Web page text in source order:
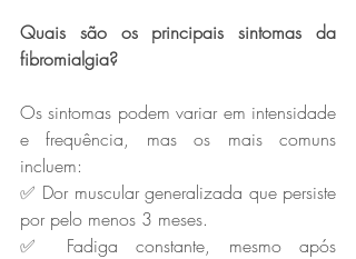
Quais são os principais sintomas da
fibromialgia?
Os sintomas podem variar em intensidade
e frequência, mas os mais comuns
incluem:
✅ Dor muscular generalizada que persiste
por pelo menos 3 meses.
✅ Fadiga constante, mesmo após